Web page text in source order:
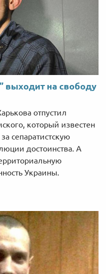
выходит на свободу
отпустил
который известен
сепаратистскую
достоинства. А
Украины.